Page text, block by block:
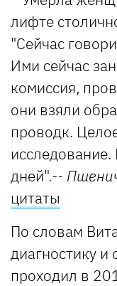
"Сейчас
Ими сейчас
комиссия,
они взяли
проводк.
исследование.
дней".--
цитаты
По словам
диагностику
проходил в